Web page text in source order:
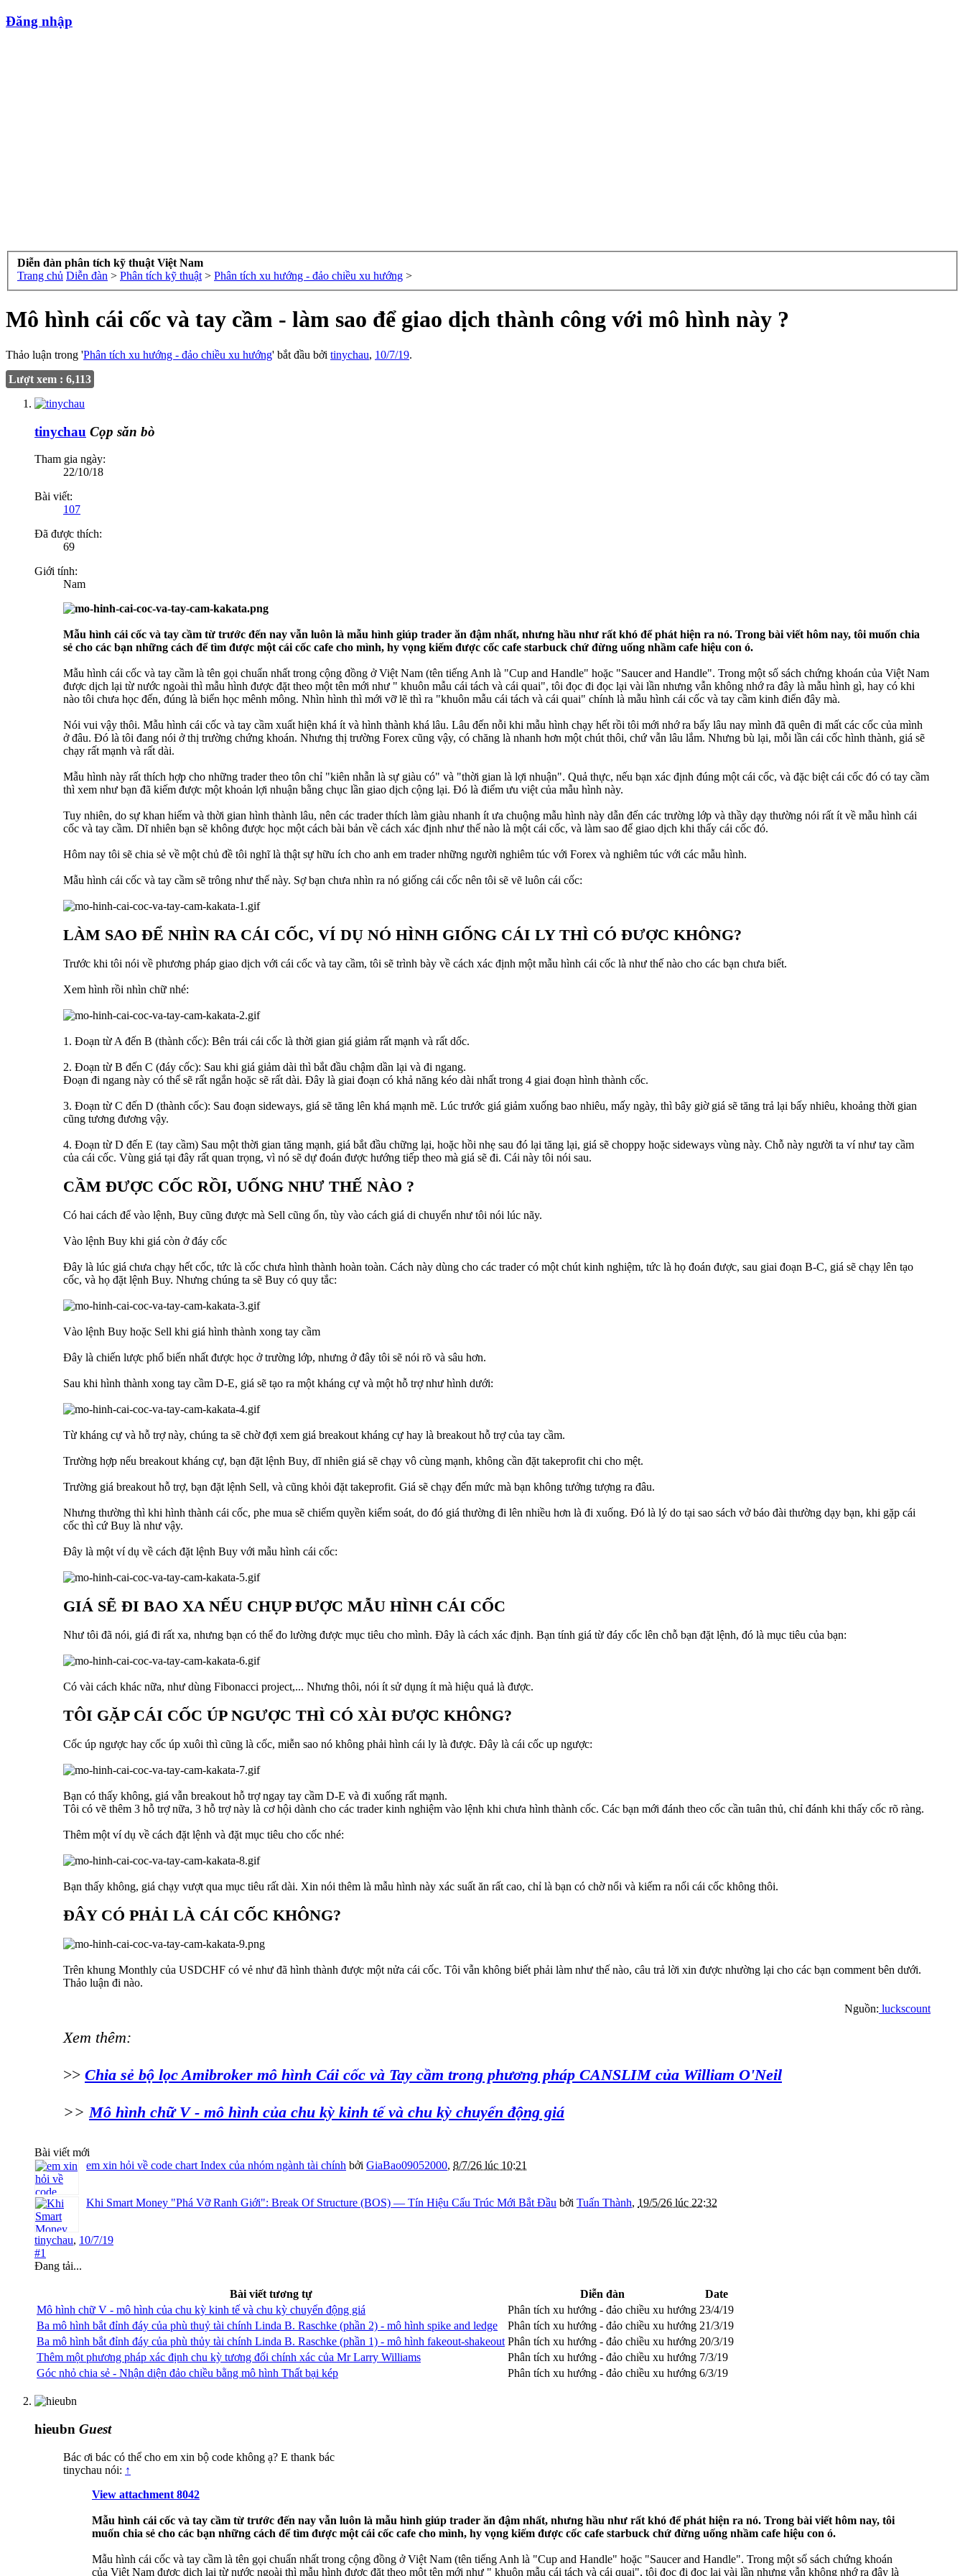
Đăng nhập
Diễn đàn phân tích kỹ thuật Việt Nam
Trang chủ Diễn đàn > Phân tích kỹ thuật > Phân tích xu hướng - đảo chiều xu hướng >
Mô hình cái cốc và tay cầm - làm sao để giao dịch thành công với mô hình này ?
Thảo luận trong 'Phân tích xu hướng - đảo chiều xu hướng' bắt đầu bởi tinychau, 10/7/19.
Lượt xem : 6,113
tinychau Cọp săn bò
Tham gia ngày:
22/10/18
Bài viết:
107
Đã được thích:
69
Giới tính:
Nam
Mẫu hình cái cốc và tay cầm từ trước đến nay vẫn luôn là mẫu hình giúp trader ăn đậm nhất, nhưng hầu như rất khó để phát hiện ra nó. Trong bài viết hôm nay, tôi muốn chia
sẻ cho các bạn những cách để tìm được một cái cốc cafe cho mình, hy vọng kiếm được cốc cafe starbuck chứ đừng uống nhầm cafe hiệu con ó.
Mẫu hình cái cốc và tay cầm là tên gọi chuẩn nhất trong cộng đồng ở Việt Nam (tên tiếng Anh là "Cup and Handle" hoặc "Saucer and Handle". Trong một số sách chứng khoán của Việt Nam
được dịch lại từ nước ngoài thì mẫu hình được đặt theo một tên mới như " khuôn mẫu cái tách và cái quai", tôi đọc đi đọc lại vài lần nhưng vẫn không nhớ ra đây là mẫu hình gì, hay có khi
nào tôi chưa học đến, đúng là biển học mênh mông. Nhìn hình thì mới vỡ lẽ thì ra "khuôn mẫu cái tách và cái quai" chính là mẫu hình cái cốc và tay cầm kinh điển đây mà.
Nói vui vậy thôi. Mẫu hình cái cốc và tay cầm xuất hiện khá ít và hình thành khá lâu. Lâu đến nỗi khi mẫu hình chạy hết rồi tôi mới nhớ ra bấy lâu nay mình đã quên đi mất các cốc của mình
ở đâu. Đó là tôi đang nói ở thị trường chứng khoán. Nhưng thị trường Forex cũng vậy, có chăng là nhanh hơn một chút thôi, chứ vẫn lâu lắm. Nhưng bù lại, mỗi lần cái cốc hình thành, giá sẽ
chạy rất mạnh và rất dài.
Mẫu hình này rất thích hợp cho những trader theo tôn chỉ "kiên nhẫn là sự giàu có" và "thời gian là lợi nhuận". Quả thực, nếu bạn xác định đúng một cái cốc, và đặc biệt cái cốc đó có tay cầm
thì xem như bạn đã kiếm được một khoản lợi nhuận bằng chục lần giao dịch cộng lại. Đó là điểm ưu việt của mẫu hình này.
Tuy nhiên, do sự khan hiếm và thời gian hình thành lâu, nên các trader thích làm giàu nhanh ít ưa chuộng mẫu hình này dẫn đến các trường lớp và thầy dạy thường nói rất ít về mẫu hình cái
cốc và tay cầm. Dĩ nhiên bạn sẽ không được học một cách bài bản về cách xác định như thế nào là một cái cốc, và làm sao để giao dịch khi thấy cái cốc đó.
Hôm nay tôi sẽ chia sẻ về một chủ đề tôi nghĩ là thật sự hữu ích cho anh em trader những người nghiêm túc với Forex và nghiêm túc với các mẫu hình.
Mẫu hình cái cốc và tay cầm sẽ trông như thế này. Sợ bạn chưa nhìn ra nó giống cái cốc nên tôi sẽ vẽ luôn cái cốc:
LÀM SAO ĐỂ NHÌN RA CÁI CỐC, VÍ DỤ NÓ HÌNH GIỐNG CÁI LY THÌ CÓ ĐƯỢC KHÔNG?
Trước khi tôi nói về phương pháp giao dịch với cái cốc và tay cầm, tôi sẽ trình bày về cách xác định một mẫu hình cái cốc là như thế nào cho các bạn chưa biết.
Xem hình rồi nhìn chữ nhé:
1. Đoạn từ A đến B (thành cốc): Bên trái cái cốc là thời gian giá giảm rất mạnh và rất dốc.
2. Đoạn từ B đến C (đáy cốc): Sau khi giá giảm dài thì bắt đầu chậm dần lại và đi ngang.
Đoạn đi ngang này có thể sẽ rất ngắn hoặc sẽ rất dài. Đây là giai đoạn có khả năng kéo dài nhất trong 4 giai đoạn hình thành cốc.
3. Đoạn từ C đến D (thành cốc): Sau đoạn sideways, giá sẽ tăng lên khá mạnh mẽ. Lúc trước giá giảm xuống bao nhiêu, mấy ngày, thì bây giờ giá sẽ tăng trả lại bấy nhiêu, khoảng thời gian
cũng tương đương vậy.
4. Đoạn từ D đến E (tay cầm) Sau một thời gian tăng mạnh, giá bắt đầu chững lại, hoặc hồi nhẹ sau đó lại tăng lại, giá sẽ choppy hoặc sideways vùng này. Chỗ này người ta ví như tay cầm
của cái cốc. Vùng giá tại đây rất quan trọng, vì nó sẽ dự đoán được hướng tiếp theo mà giá sẽ đi. Cái này tôi nói sau.
CẦM ĐƯỢC CỐC RỒI, UỐNG NHƯ THẾ NÀO ?
Có hai cách để vào lệnh, Buy cũng được mà Sell cũng ổn, tùy vào cách giá di chuyển như tôi nói lúc nãy.
Vào lệnh Buy khi giá còn ở đáy cốc
Đây là lúc giá chưa chạy hết cốc, tức là cốc chưa hình thành hoàn toàn. Cách này dùng cho các trader có một chút kinh nghiệm, tức là họ đoán được, sau giai đoạn B-C, giá sẽ chạy lên tạo
cốc, và họ đặt lệnh Buy. Nhưng chúng ta sẽ Buy có quy tắc:
Vào lệnh Buy hoặc Sell khi giá hình thành xong tay cầm
Đây là chiến lược phổ biến nhất được học ở trường lớp, nhưng ở đây tôi sẽ nói rõ và sâu hơn.
Sau khi hình thành xong tay cầm D-E, giá sẽ tạo ra một kháng cự và một hỗ trợ như hình dưới:
Từ kháng cự và hỗ trợ này, chúng ta sẽ chờ đợi xem giá breakout kháng cự hay là breakout hỗ trợ của tay cầm.
Trường hợp nếu breakout kháng cự, bạn đặt lệnh Buy, dĩ nhiên giá sẽ chạy vô cùng mạnh, không cần đặt takeprofit chi cho mệt.
Trường giá breakout hỗ trợ, bạn đặt lệnh Sell, và cũng khỏi đặt takeprofit. Giá sẽ chạy đến mức mà bạn không tưởng tượng ra đâu.
Nhưng thường thì khi hình thành cái cốc, phe mua sẽ chiếm quyền kiểm soát, do đó giá thường đi lên nhiều hơn là đi xuống. Đó là lý do tại sao sách vở báo đài thường dạy bạn, khi gặp cái
cốc thì cứ Buy là như vậy.
Đây là một ví dụ về cách đặt lệnh Buy với mẫu hình cái cốc:
GIÁ SẼ ĐI BAO XA NẾU CHỤP ĐƯỢC MẪU HÌNH CÁI CỐC
Như tôi đã nói, giá đi rất xa, nhưng bạn có thể đo lường được mục tiêu cho mình. Đây là cách xác định. Bạn tính giá từ đáy cốc lên chỗ bạn đặt lệnh, đó là mục tiêu của bạn:
Có vài cách khác nữa, như dùng Fibonacci project,... Nhưng thôi, nói ít sử dụng ít mà hiệu quả là được.
TÔI GẶP CÁI CỐC ÚP NGƯỢC THÌ CÓ XÀI ĐƯỢC KHÔNG?
Cốc úp ngược hay cốc úp xuôi thì cũng là cốc, miễn sao nó không phải hình cái ly là được. Đây là cái cốc up ngược:
Bạn có thấy không, giá vẫn breakout hỗ trợ ngay tay cầm D-E và đi xuống rất mạnh.
Tôi có vẽ thêm 3 hỗ trợ nữa, 3 hỗ trợ này là cơ hội dành cho các trader kinh nghiệm vào lệnh khi chưa hình thành cốc. Các bạn mới đánh theo cốc cần tuân thủ, chỉ đánh khi thấy cốc rõ ràng.
Thêm một ví dụ về cách đặt lệnh và đặt mục tiêu cho cốc nhé:
Bạn thấy không, giá chạy vượt qua mục tiêu rất dài. Xin nói thêm là mẫu hình này xác suất ăn rất cao, chỉ là bạn có chờ nổi và kiếm ra nổi cái cốc không thôi.
ĐÂY CÓ PHẢI LÀ CÁI CỐC KHÔNG?
Trên khung Monthly của USDCHF có vẻ như đã hình thành được một nửa cái cốc. Tôi vẫn không biết phải làm như thế nào, câu trả lời xin được nhường lại cho các bạn comment bên dưới.
Thảo luận đi nào.
Nguồn: luckscount
Xem thêm:
>> Chia sẻ bộ lọc Amibroker mô hình Cái cốc và Tay cầm trong phương pháp CANSLIM của William O'Neil
>>Mô hình chữ V - mô hình của chu kỳ kinh tế và chu kỳ chuyển động giá
Bài viết mới
em xin hỏi về code chart Index của nhóm ngành tài chính bởi GiaBao09052000, 8/7/26 lúc 10:21
Khi Smart Money "Phá Vỡ Ranh Giới": Break Of Structure (BOS) — Tín Hiệu Cấu Trúc Mới Bắt Đầu bởi Tuấn Thành, 19/5/26 lúc 22:32
tinychau, 10/7/19
#1
Đang tải...
Bài viết tương tự Diễn đàn
Date
Mô hình chữ V - mô hình của chu kỳ kinh tế và chu kỳ chuyển động giá
Phân tích xu hướng - đảo chiều xu hướng 23/4/19
Ba mô hình bắt đỉnh đáy của phù thuỷ tài chính Linda B. Raschke (phần 2) - mô hình spike and ledge
Phân tích xu hướng - đảo chiều xu hướng 21/3/19
Ba mô hình bắt đỉnh đáy của phù thủy tài chính Linda B. Raschke (phần 1) - mô hình fakeout-shakeout Phân tích xu hướng - đảo chiều xu hướng 20/3/19
Thêm một phương pháp xác định chu kỳ tương đối chính xác của Mr Larry Williams
Phân tích xu hướng - đảo chiều xu hướng 7/3/19
Góc nhỏ chia sẻ - Nhận diện đảo chiều bằng mô hình Thất bại kép
Phân tích xu hướng - đảo chiều xu hướng 6/3/19
hieubn Guest
Bác ơi bác có thể cho em xin bộ code không ạ? E thank bác
tinychau nói: ↑
View attachment 8042
Mẫu hình cái cốc và tay cầm từ trước đến nay vẫn luôn là mẫu hình giúp trader ăn đậm nhất, nhưng hầu như rất khó để phát hiện ra nó. Trong bài viết hôm nay, tôi
muốn chia sẻ cho các bạn những cách để tìm được một cái cốc cafe cho mình, hy vọng kiếm được cốc cafe starbuck chứ đừng uống nhầm cafe hiệu con ó.
Mẫu hình cái cốc và tay cầm là tên gọi chuẩn nhất trong cộng đồng ở Việt Nam (tên tiếng Anh là "Cup and Handle" hoặc "Saucer and Handle". Trong một số sách chứng khoán
của Việt Nam được dịch lại từ nước ngoài thì mẫu hình được đặt theo một tên mới như " khuôn mẫu cái tách và cái quai", tôi đọc đi đọc lại vài lần nhưng vẫn không nhớ ra đây là